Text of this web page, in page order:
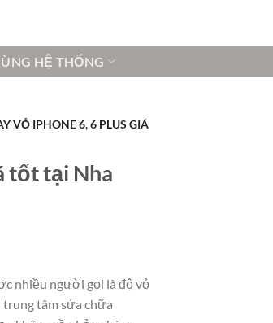
HỆ THỐNG
VỎ IPHONE 6, 6 PLUS GIÁ
tốt tại Nha
nhiều người gọi là độ vỏ
tâm sửa chữa